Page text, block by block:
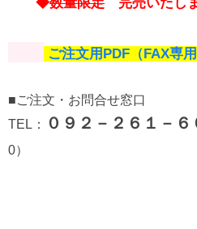
ご注文用PDF（FAX専用
■ご注文・お問合せ窓口
TEL：
０９２－２６１－６
0）